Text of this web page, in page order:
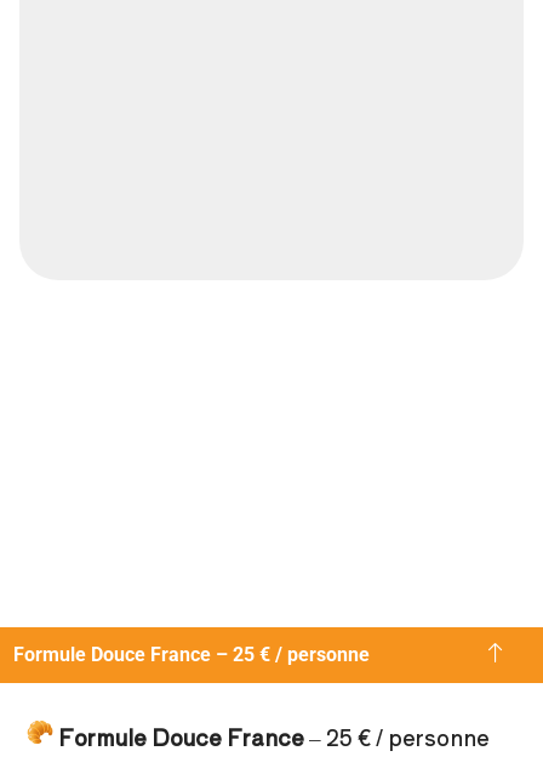
Formule Douce France – 25 € / personne
Formule Douce France– 25 € / personne